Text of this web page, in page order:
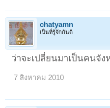
chatyamn
เป็นที่รู้จักกันดี
ว่าจะเปลี่ยนมาเป็นคนจั
7 สิงหาคม 2010